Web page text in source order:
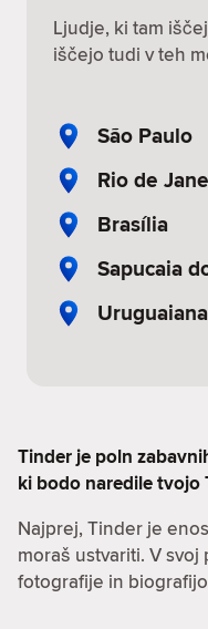
Ljudje, ki tam
iščejo tudi v teh
São Paulo
Rio de
Brasília
Sapucaia
Uruguaiana
Tinder je poln
ki bodo naredile
Najprej, Tinder je
moraš ustvariti. V
fotografije in